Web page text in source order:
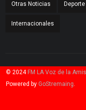
Otras Noticias Deporte
Internacionales
© 2024 FM LA Voz de la
Powered by GoStremaing.